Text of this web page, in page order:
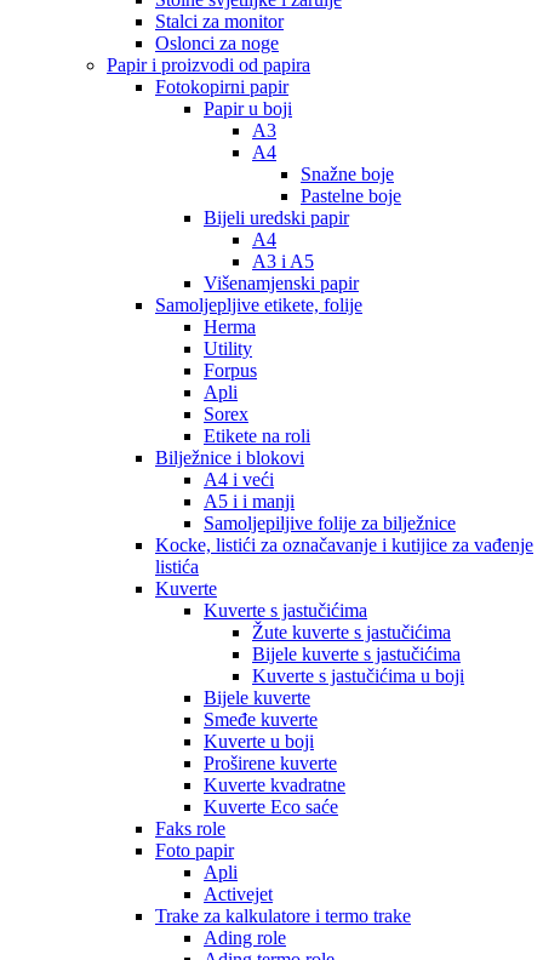
Stalci za monitor
Oslonci za noge
Papir i proizvodi od papira
Fotokopirni papir
Papir u boji
A3
A4
Snažne boje
Pastelne boje
Bijeli uredski papir
A4
A3 i A5
Višenamjenski papir
Samoljepljive etikete, folije
Herma
Utility
Forpus
Apli
Sorex
Etikete na roli
Bilježnice i blokovi
A4 i veći
A5 i i manji
Samoljepiljive folije za bilježnice
Kocke, listići za označavanje i kutijice za vađenje
listića
Kuverte
Kuverte s jastučićima
Žute kuverte s jastučićima
Bijele kuverte s jastučićima
Kuverte s jastučićima u boji
Bijele kuverte
Smeđe kuverte
Kuverte u boji
Proširene kuverte
Kuverte kvadratne
Kuverte Eco saće
Faks role
Foto papir
Apli
Activejet
Trake za kalkulatore i termo trake
Ading role